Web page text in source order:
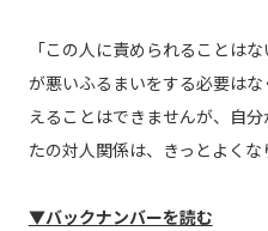
「この人に責められることは
が悪いふるまいをする必要は
えることはできませんが、自
たの対人関係は、きっとよくな
▼バックナンバーを読む